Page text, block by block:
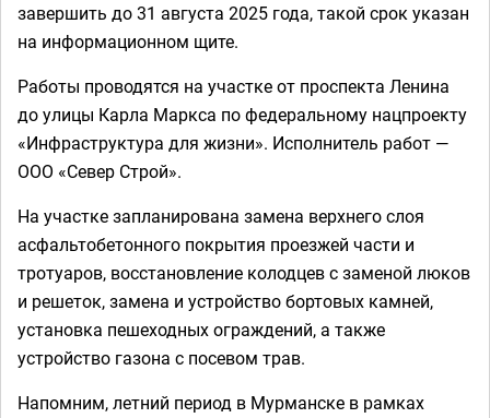
завершить до 31 августа 2025 года, такой срок указан
на информационном щите.
Работы проводятся на участке от проспекта Ленина
до улицы Карла Маркса по федеральному нацпроекту
«Инфраструктура для жизни». Исполнитель работ —
ООО «Север Строй».
На участке запланирована замена верхнего слоя
асфальтобетонного покрытия проезжей части и
тротуаров, восстановление колодцев с заменой люков
и решеток, замена и устройство бортовых камней,
установка пешеходных ограждений, а также
устройство газона с посевом трав.
Напомним, летний период в Мурманске в рамках